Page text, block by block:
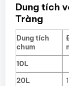
Dung tích
Tràng
Dung tích
chum
10L
20L